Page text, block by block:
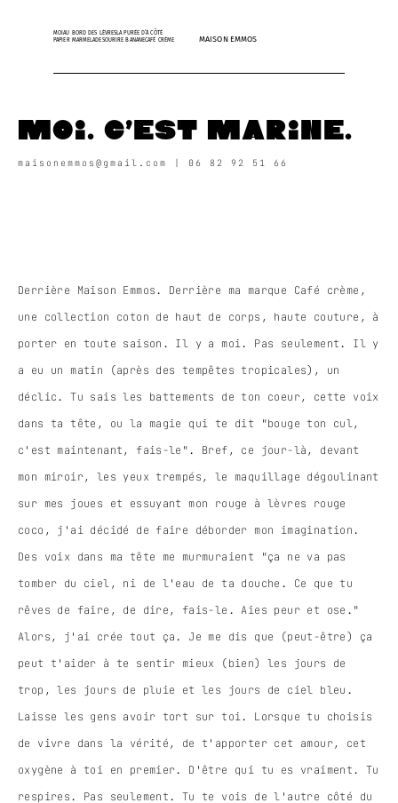
MOIAU BORD DES LÈVRESLA PURÉE D’À CÔTÉ
PAPIER MARMELADESOURIRE BANANECAFÉ CRÈME MAISON EMMOS
MOi. C'est Marine.
maisonemmos@gmail.com | 06 82 92 51 66
Derrière Maison Emmos. Derrière ma marque Café crème,
une collection coton de haut de corps, haute couture, à
porter en toute saison. Il y a moi. Pas seulement. Il y
a eu un matin (après des tempêtes tropicales), un
déclic. Tu sais les battements de ton coeur, cette voix
dans ta tête, ou la magie qui te dit "bouge ton cul,
c'est maintenant, fais-le". Bref, ce jour-là, devant
mon miroir, les yeux trempés, le maquillage dégoulinant
sur mes joues et essuyant mon rouge à lèvres rouge
coco, j'ai décidé de faire déborder mon imagination.
Des voix dans ma tête me murmuraient "ça ne va pas
tomber du ciel, ni de l'eau de ta douche. Ce que tu
rêves de faire, de dire, fais-le. Aies peur et ose."
Alors, j'ai crée tout ça. Je me dis que (peut-être) ça
peut t'aider à te sentir mieux (bien) les jours de
trop, les jours de pluie et les jours de ciel bleu.
Laisse les gens avoir tort sur toi. Lorsque tu choisis
de vivre dans la vérité, de t'apporter cet amour, cet
oxygène à toi en premier. D'être qui tu es vraiment. Tu
respires. Pas seulement. Tu te vois de l'autre côté du